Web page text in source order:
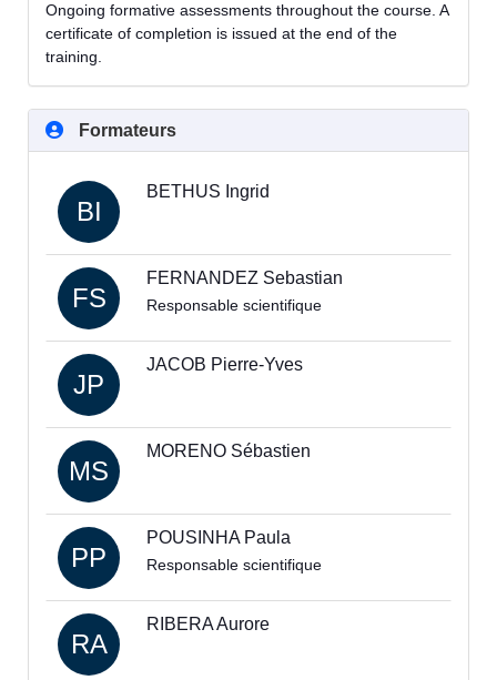
Ongoing formative assessments throughout the course. A
certificate of completion is issued at the end of the
training.
Formateurs
BI
BETHUS Ingrid
FS
FERNANDEZ Sebastian
Responsable scientifique
JP
JACOB Pierre-Yves
MS
MORENO Sébastien
PP
POUSINHA Paula
Responsable scientifique
RA
RIBERA Aurore